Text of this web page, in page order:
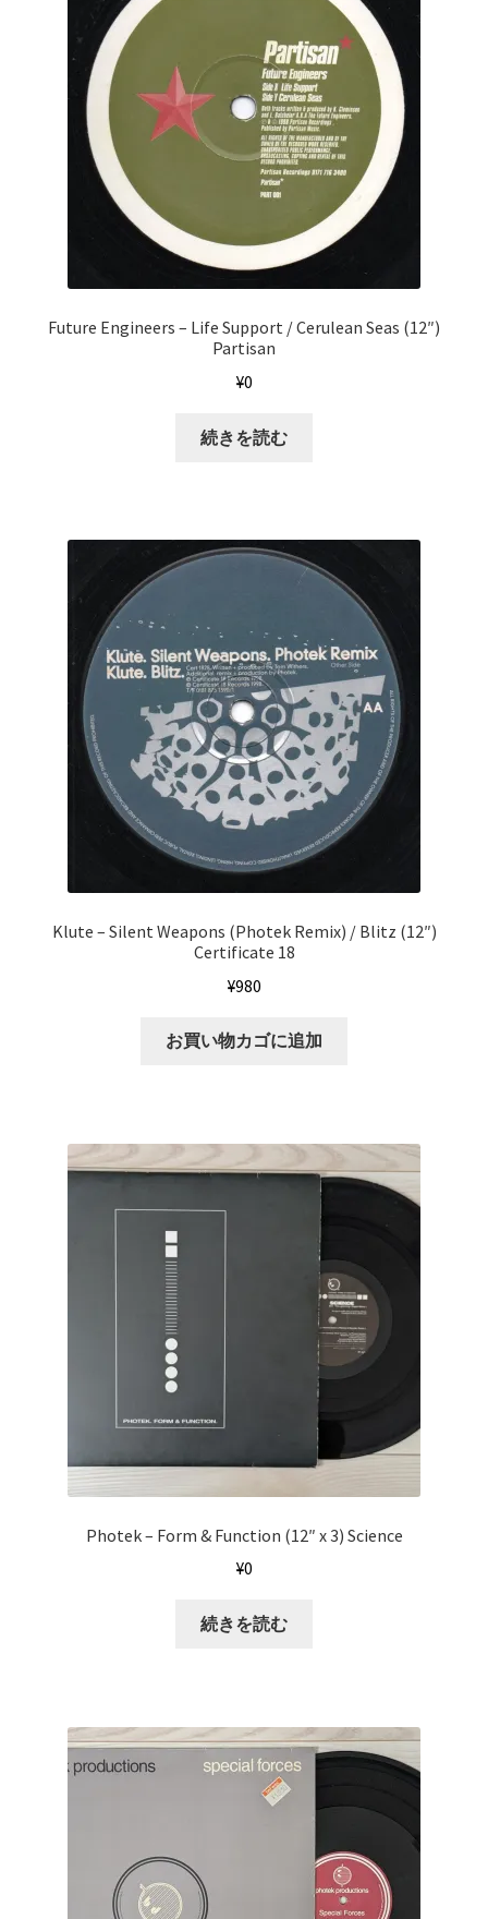
Future Engineers ‎– Life Support / Cerulean Seas (12″)
Partisan
¥0
続きを読む
Klute ‎– Silent Weapons (Photek Remix) / Blitz (12″)
Certificate 18
¥980
お買い物カゴに追加
Photek ‎– Form & Function (12″ x 3) Science
¥0
続きを読む